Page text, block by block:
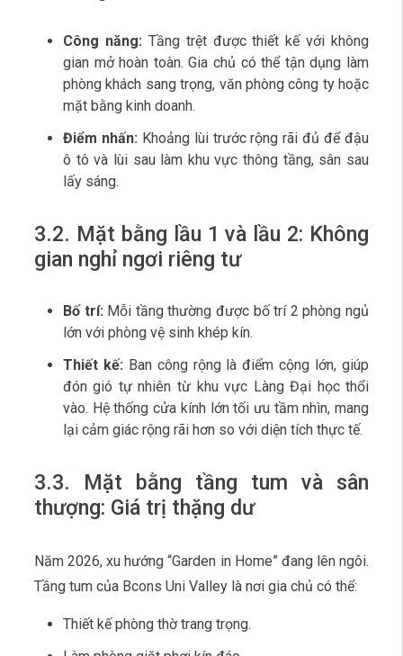
Công năng: Tầng trệt được thiết kế với không
gian mở hoàn toàn. Gia chủ có thể tận dụng làm
phòng khách sang trọng, văn phòng công ty hoặc
mặt bằng kinh doanh.
Điểm nhấn: Khoảng lùi trước rộng rãi đủ để đậu
ô tô và lùi sau làm khu vực thông tầng, sân sau
lấy sáng.
3.2. Mặt bằng lầu 1 và lầu 2: Không
gian nghỉ ngơi riêng tư
Bố trí: Mỗi tầng thường được bố trí 2 phòng ngủ
lớn với phòng vệ sinh khép kín.
Thiết kế: Ban công rộng là điểm cộng lớn, giúp
đón gió tự nhiên từ khu vực Làng Đại học thổi
vào. Hệ thống cửa kính lớn tối ưu tầm nhìn, mang
lại cảm giác rộng rãi hơn so với diện tích thực tế.
3.3. Mặt bằng tầng tum và sân
thượng: Giá trị thặng dư
Năm 2026, xu hướng “Garden in Home” đang lên ngôi.
Tầng tum của Bcons Uni Valley là nơi gia chủ có thể:
Thiết kế phòng thờ trang trọng.